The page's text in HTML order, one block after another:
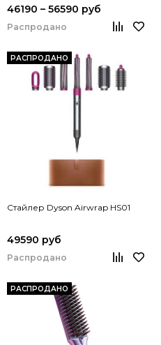
46190 – 56590 руб
Распродано
РАСПРОДАНО
Стайлер Dyson Airwrap HS01
49590 руб
Распродано
РАСПРОДАНО